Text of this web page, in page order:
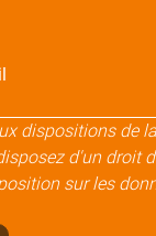
dispositions de
d'un droit
sur les